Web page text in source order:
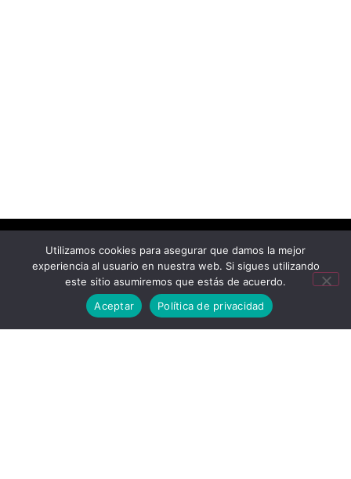
Utilizamos cookies para asegurar que damos la mejor
experiencia al usuario en nuestra web. Si sigues utilizando
este sitio asumiremos que estás de acuerdo.
Aceptar
Política de privacidad